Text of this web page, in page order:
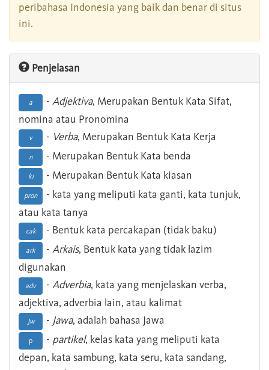
peribahasa Indonesia yang baik dan benar di situs
ini.
Penjelasan
a - Adjektiva, Merupakan Bentuk Kata Sifat,
nomina atau Pronomina
v - Verba, Merupakan Bentuk Kata Kerja
n - Merupakan Bentuk Kata benda
ki - Merupakan Bentuk Kata kiasan
pron
- kata yang meliputi kata ganti, kata tunjuk,
atau kata tanya
cak - Bentuk kata percakapan (tidak baku)
ark - Arkais, Bentuk kata yang tidak lazim
digunakan
adv - Adverbia, kata yang menjelaskan verba,
adjektiva, adverbia lain, atau kalimat
Jw - Jawa, adalah bahasa Jawa
p - partikel, kelas kata yang meliputi kata
depan, kata sambung, kata seru, kata sandang,